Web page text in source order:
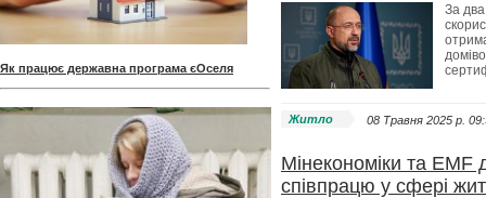
Як працює державна програма єОселя
За
Житло 08 Травня 2025 p.
Мінекономіки та EMF
співпрацю у сфері